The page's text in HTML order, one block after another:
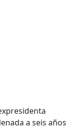
a seis años